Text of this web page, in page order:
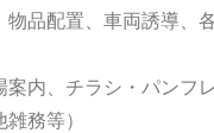
品配置、車両誘導、
案内、チラシ・パンフ
務等）